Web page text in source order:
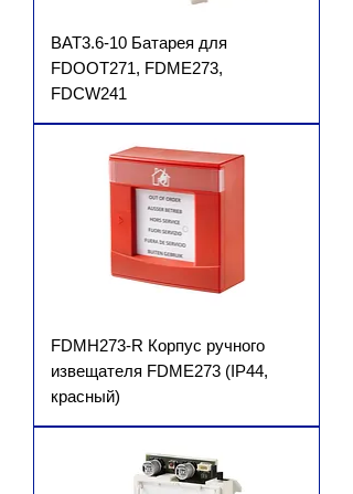
BAT3.6-10 Батарея для
FDOOT271, FDME273,
FDCW241
FDMH273-R Корпус ручного
извещателя FDME273 (IP44,
красный)